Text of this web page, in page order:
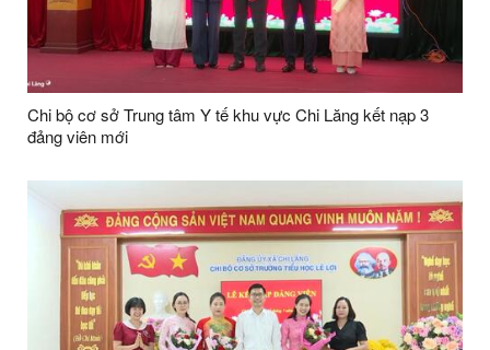
Chi bộ cơ sở Trung tâm Y tế khu vực Chi Lăng kết nạp 3
đảng viên mới